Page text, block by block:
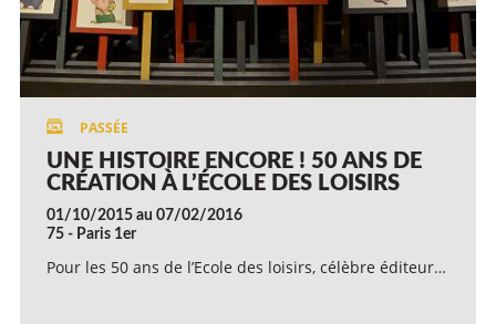
UNE HISTOIRE ENCORE ! 50 ANS DE
CRÉATION À L’ÉCOLE DES LOISIRS
01/10/2015 au 07/02/2016
75 - Paris 1er
Pour les 50 ans de l’Ecole des loisirs, célèbre éditeur…